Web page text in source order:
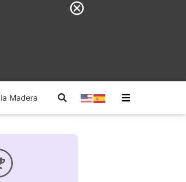
Madera